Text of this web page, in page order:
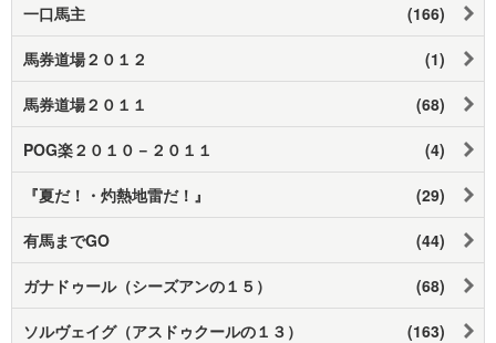
一口馬主 (166)
馬券道場２０１２ (1)
馬券道場２０１１ (68)
POG楽２０１０－２０１１ (4)
『夏だ！・灼熱地雷だ！』 (29)
有馬までGO (44)
ガナドゥール（シーズアンの１５） (68)
ソルヴェイグ（アスドゥクールの１３） (163)